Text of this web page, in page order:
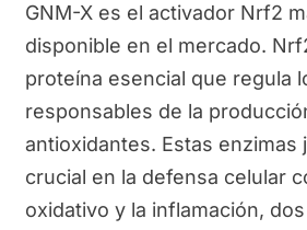
GNM-X es el activador Nrf2
disponible en el mercado.
proteína esencial que regula
responsables de la
antioxidantes. Estas enzimas
crucial en la defensa celular
oxidativo y la inflamación,